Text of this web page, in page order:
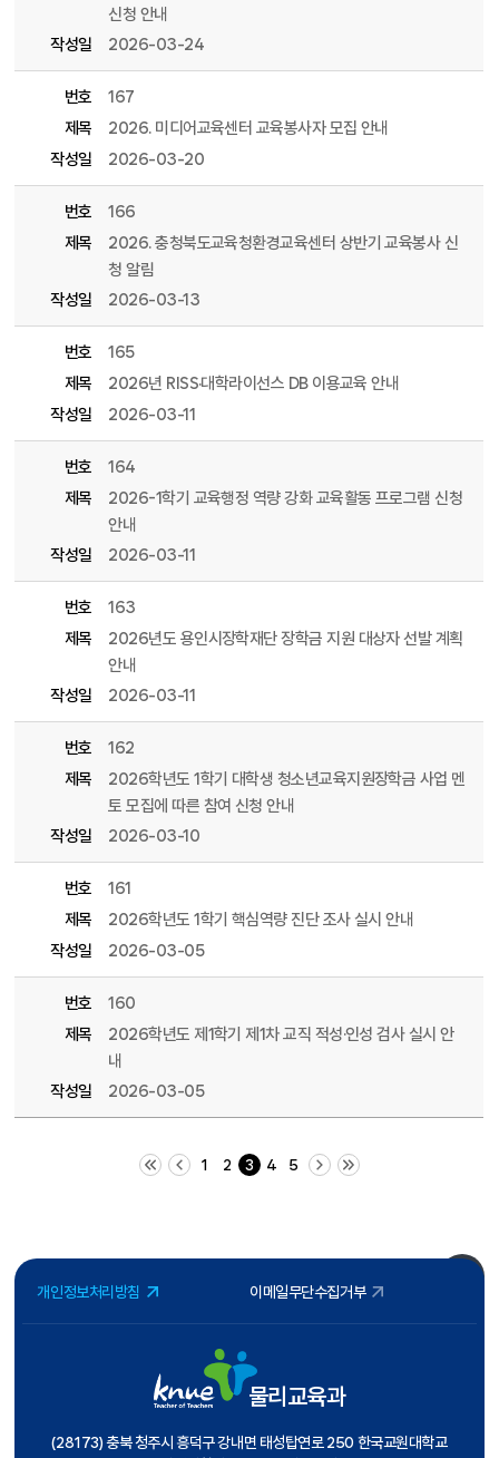
신청 안내
작성일
2026-03-24
번호
167
제목
2026. 미디어교육센터 교육봉사자 모집 안내
작성일
2026-03-20
번호
166
제목
2026. 충청북도교육청환경교육센터 상반기 교육봉사 신
청 알림
작성일
2026-03-13
번호
165
제목
2026년 RISS·대학라이선스 DB 이용교육 안내
작성일
2026-03-11
번호
164
제목
2026-1학기 교육행정 역량 강화 교육활동 프로그램 신청
안내
작성일
2026-03-11
번호
163
제목
2026년도 용인시장학재단 장학금 지원 대상자 선발 계획
안내
작성일
2026-03-11
번호
162
제목
2026학년도 1학기 대학생 청소년교육지원장학금 사업 멘
토 모집에 따른 참여 신청 안내
작성일
2026-03-10
번호
161
제목
2026학년도 1학기 핵심역량 진단 조사 실시 안내
작성일
2026-03-05
번호
160
제목
2026학년도 제1학기 제1차 교직 적성·인성 검사 실시 안
내
작성일
2026-03-05
처음 페이지 이전 10 페이지
1 2 3 4 5
다음 10 페이지 끝 페이지
개인정보처리방침 이메일무단수집거부
물리교육과
(28173) 충북 청주시 흥덕구 강내면 태성탑연로 250 한국교원대학교